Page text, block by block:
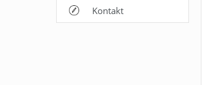
Kontakt